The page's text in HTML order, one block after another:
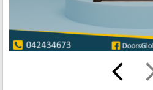
arrow_back_ios